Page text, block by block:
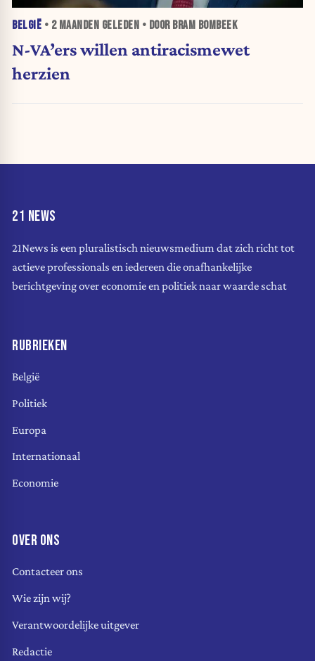
BELGIË • 2 MAANDEN GELEDEN • DOOR BRAM BOMBEEK
N-VA’ers willen antiracismewet
herzien
21 NEWS
21News is een pluralistisch nieuwsmedium dat zich richt tot
actieve professionals en iedereen die onafhankelijke
berichtgeving over economie en politiek naar waarde schat
RUBRIEKEN
België
Politiek
Europa
Internationaal
Economie
OVER ONS
Contacteer ons
Wie zijn wij?
Verantwoordelijke uitgever
Redactie